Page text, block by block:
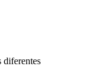
diferentes